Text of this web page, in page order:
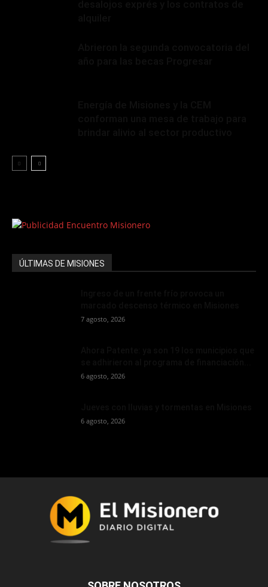
ÚLTIMAS DE MISIONES
7 agosto, 2026
6 agosto, 2026
6 agosto, 2026